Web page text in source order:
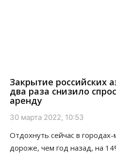
Закрытие российских
два раза снизило
аренду
30 марта 2022, 10:53
Отдохнуть сейчас в
дороже, чем год назад, на